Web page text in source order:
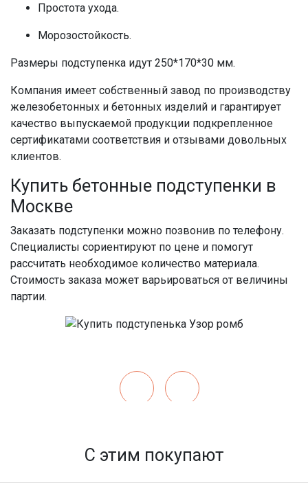
Простота ухода.
Морозостойкость.
Размеры подступенка идут 250*170*30 мм.
Компания имеет собственный завод по производству
железобетонных и бетонных изделий и гарантирует
качество выпускаемой продукции подкрепленное
сертификатами соответствия и отзывами довольных
клиентов.
Купить бетонные подступенки в
Москве
Заказать подступенки можно позвонив по телефону.
Специалисты сориентируют по цене и помогут
рассчитать необходимое количество материала.
Стоимость заказа может варьироваться от величины
партии.
С этим покупают